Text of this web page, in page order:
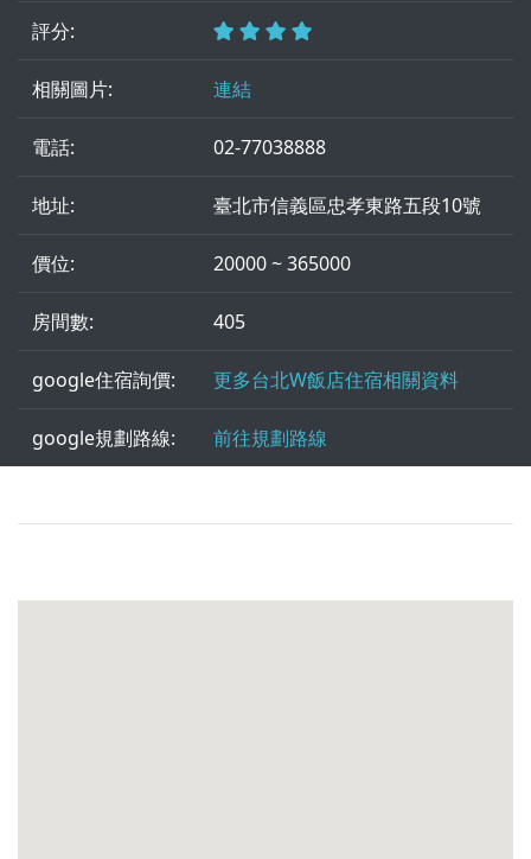
評分:
相關圖片: 連結
電話: 02-77038888
地址: 臺北市信義區忠孝東路五段10號
價位: 20000 ~ 365000
房間數: 405
google住宿詢價: 更多台北W飯店住宿相關資料
google規劃路線: 前往規劃路線